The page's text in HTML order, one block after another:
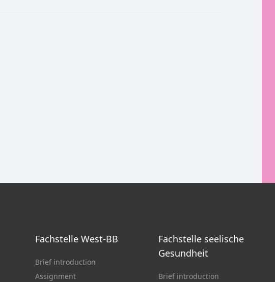
Fachstelle West-BB
Brief introduction
Assignment
Fachstelle seelische
Gesundheit
Brief introduction